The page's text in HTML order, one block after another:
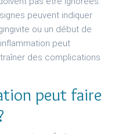
peuvent indiquer
ou un début de
peut
des complications
peut faire